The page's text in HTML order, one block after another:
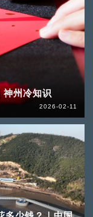
神州冷知识
2026-02-11